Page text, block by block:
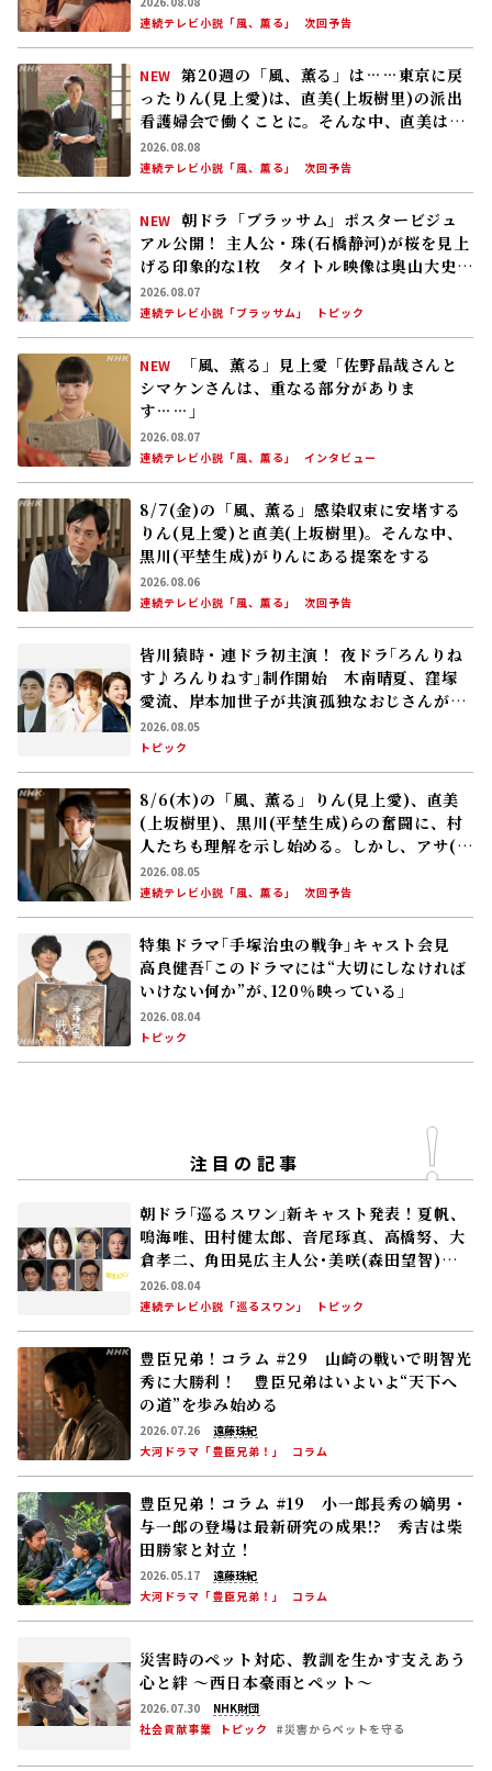
連続テレビ小説「風、薫る」
次回予告
NEW 朝ドラ「ブラッサム」ポスタービジュ
アル公開！ 主人公・珠(石橋静河)が桜を見上
げる印象的な1枚 タイトル映像は奥山大史監
督、語りは三條雅幸アナ 2026年度後期放
送
2026.08.07
連続テレビ小説「ブラッサム」 トピック
NEW 「風、薫る」見上愛「佐野晶哉さんと
シマケンさんは、重なる部分がありま
す……」
2026.08.07
連続テレビ小説「風、薫る」
インタビュー
8/7(金)の「風、薫る」感染収束に安堵する
りん(見上愛)と直美(上坂樹里)。そんな中、
黒川(平埜生成)がりんにある提案をする
2026.08.06
連続テレビ小説「風、薫る」
次回予告
皆川猿時・連ドラ初主演！ 夜ドラ｢ろんりね
す♪ろんりねす｣制作開始 木南晴夏、窪塚
愛流、岸本加世子が共演――孤独なおじさんが､
人生でやり残したことに向き合う
2026.08.05
トピック
8/6(木)の「風、薫る」りん(見上愛)、直美
(上坂樹里)、黒川(平埜生成)らの奮闘に、村
人たちも理解を示し始める。しかし、アサ(美
山加恋)の容体はなかなか改善せず……
2026.08.05
連続テレビ小説「風、薫る」
特集ドラマ｢手塚治虫の戦争｣キャスト会見
高良健吾｢このドラマには“大切にしなければ
いけない何か”が､120％映っている」
2026.08.04
トピック
注目の記事
朝ドラ｢巡るスワン｣新キャスト発表！夏帆、
交流する警察署の人々 2027年度前期放送
連続テレビ小説「巡るスワン」
豊臣兄弟！コラム #29 山崎の戦いで明智光
秀に大勝利！ 豊臣兄弟はいよいよ“天下へ
の道”を歩み始める
2026.07.26
大河ドラマ「豊臣兄弟！」
コラム
豊臣兄弟！コラム #19 小一郎長秀の嫡男・
与一郎の登場は最新研究の成果!? 秀吉は柴
田勝家と対立！
2026.05.17
遠藤珠紀
大河ドラマ「豊臣兄弟！」
コラム
災害時のペット対応、教訓を生かす――支えあう
心と絆 〜西日本豪雨とペット〜
2026.07.30
NHK財団
社会貢献事業
トピック
衛(菅田将暉)､太田垣輝延(父･中野英雄)との
シーンを振り返る！
2026.08.03
大河ドラマ「豊臣兄弟！」 トピック